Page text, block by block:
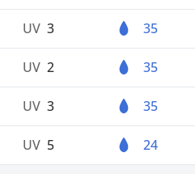
UV 3 35
UV 2 35
UV 3 35
UV 5 24